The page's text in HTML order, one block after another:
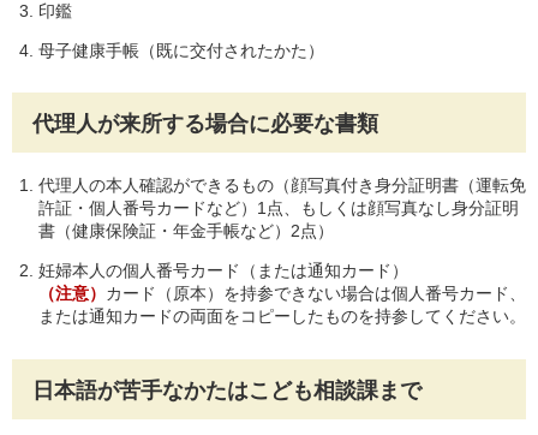
印鑑
母子健康手帳（既に交付されたかた）
代理人が来所する場合に必要な書類
代理人の本人確認ができるもの（顔写真付き身分証明書（運転免
許証・個人番号カードなど）1点、もしくは顔写真なし身分証明
書（健康保険証・年金手帳など）2点）
妊婦本人の個人番号カード（または通知カード）
（注意） カード（原本）を持参できない場合は個人番号カード、
または通知カードの両面をコピーしたものを持参してください。
日本語が苦手なかたはこども相談課まで